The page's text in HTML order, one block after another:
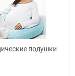
подушки